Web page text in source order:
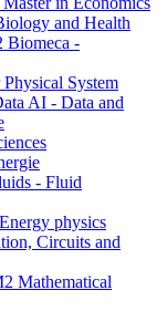
and Health
-
System
AI - Data and
- Fluid
physics
Circuits and
Mathematical